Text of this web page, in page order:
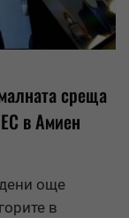
среща
в Амиен
още
в